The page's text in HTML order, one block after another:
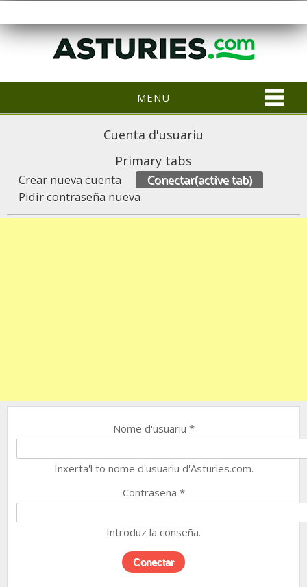
MENU
Cuenta d'usuariu
Primary tabs
Crear nueva cuenta Conectar(active tab)
Pidir contraseña nueva
Nome d'usuariu *
Inxerta'l to nome d'usuariu d'Asturies.com.
Contraseña *
Introduz la conseña.